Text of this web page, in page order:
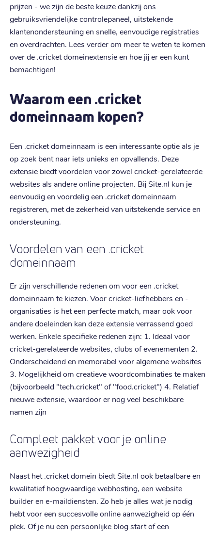
prijzen - we zijn de beste keuze dankzij ons
gebruiksvriendelijke controlepaneel, uitstekende
klantenondersteuning en snelle, eenvoudige registraties
en overdrachten. Lees verder om meer te weten te komen
over de .cricket domeinextensie en hoe jij er een kunt
bemachtigen!
Waarom een .cricket
domeinnaam kopen?
Een .cricket domeinnaam is een interessante optie als je
op zoek bent naar iets unieks en opvallends. Deze
extensie biedt voordelen voor zowel cricket-gerelateerde
websites als andere online projecten. Bij Site.nl kun je
eenvoudig en voordelig een .cricket domeinnaam
registreren, met de zekerheid van uitstekende service en
ondersteuning.
Voordelen van een .cricket
domeinnaam
Er zijn verschillende redenen om voor een .cricket
domeinnaam te kiezen. Voor cricket-liefhebbers en -
organisaties is het een perfecte match, maar ook voor
andere doeleinden kan deze extensie verrassend goed
werken. Enkele specifieke redenen zijn: 1. Ideaal voor
cricket-gerelateerde websites, clubs of evenementen 2.
Onderscheidend en memorabel voor algemene websites
3. Mogelijkheid om creatieve woordcombinaties te maken
(bijvoorbeeld "tech.cricket" of "food.cricket") 4. Relatief
nieuwe extensie, waardoor er nog veel beschikbare
namen zijn
Compleet pakket voor je online
aanwezigheid
Naast het .cricket domein biedt Site.nl ook betaalbare en
kwalitatief hoogwaardige webhosting, een website
builder en e-maildiensten. Zo heb je alles wat je nodig
hebt voor een succesvolle online aanwezigheid op één
plek. Of je nu een persoonlijke blog start of een